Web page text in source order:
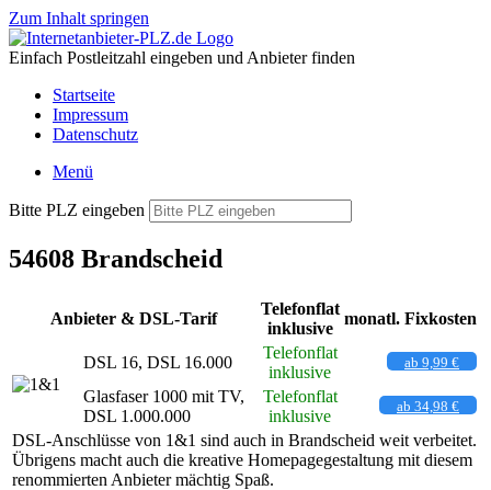
Zum Inhalt springen
Einfach Postleitzahl eingeben und Anbieter finden
Startseite
Impressum
Datenschutz
Menü
Bitte PLZ eingeben
54608 Brandscheid
Anbieter & DSL-Tarif
Telefonflat
inklusive
monatl. Fixkosten
DSL 16, DSL 16.000
Telefonflat
inklusive
ab 9,99 €
Glasfaser 1000 mit TV,
DSL 1.000.000
Telefonflat
inklusive
ab 34,98 €
DSL-Anschlüsse von 1&1 sind auch in Brandscheid weit verbeitet.
Übrigens macht auch die kreative Homepagegestaltung mit diesem
renommierten Anbieter mächtig Spaß.